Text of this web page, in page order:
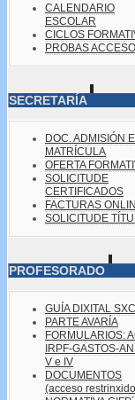
CALENDARIO
ESCOLAR
CICLOS
PROBAS ACCESO
SECRETARÍA
DOC. ADMISIÓN E
MATRÍCULA
OFERTA
SOLICITUDE
CERTIFICADOS
FACTURAS
SOLICITUDE
PROFESORADO
GUÍA DIXITAL SXC
PARTE AVARÍA
FORMULARIOS:
IRPF-GASTOS-
V e IV
DOCUMENTOS
(acceso